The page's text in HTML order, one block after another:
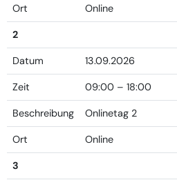
Ort Online
2
Datum 13.09.2026
Zeit 09:00 – 18:00
Beschreibung Onlinetag 2
Ort Online
3